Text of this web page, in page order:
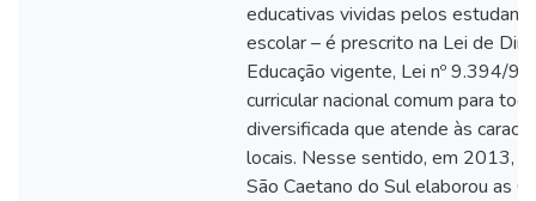
educativas vividas pelos
escolar – é prescrito na Lei de
Educação vigente, Lei nº 9.394/
curricular nacional comum para
diversificada que atende às
locais. Nesse sentido, em 2013, a
São Caetano do Sul elaborou as